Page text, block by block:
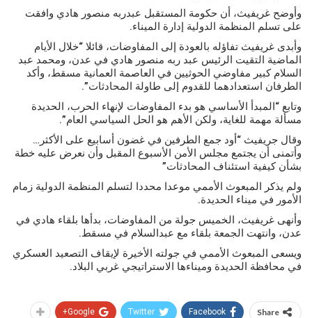
وأوضح غريفيث، أن حكومة المستقبل عبدربه منصور هادي وافقت
على تسلم المنظمة الدولية إدارة الميناء.
وأبدى غريفيث تفاؤله بالعودة إلى المفاوضات، قائلا “خلال الأيام
الماضية التقيت الرئيس عبد ربه منصور هادي في عدن، ومحمد عبد
السلام كبير مفاوضي الحوثيين في العاصمة العمانية مسقط، وأكد
الطرفان استعدادهما للقدوم إلى طاولة المحادثات”.
وتابع “المبدأ الأساسي هو بدء المفاوضات لإنهاء الحرب، الحديدة
مسألة مهمة للغاية، ولكن الأهم هو الحل السياسي العام”.
وقال جريفيث “أود جمع الطرفين في غضون أسابيع على الأكثر…
وأتمنى أن يجتمع مجلس الأمن الأسبوع المقبل وأن نعرض عليه خطة
بشأن كيفية استئناف المحادثات”
ولم يذكر المبعوث الأممي موعدا محددا لتسلم المنظمة الدولية زمام
الأمور في ميناء الحديدة.
وأنهى غريفيث، الخميس جولة من المفاوضات، بدأها بلقاء هادي في
عدن، وانتهت الجمعة بلقاء مع عبدالسلام في مسقط.
ويسعى المبعوث الأممي في جولته الأخيرة لإيقاف التصعيد العسكري
في محافظة الحديدة وميناءها الاستراتيجي غربي البلاد.
Share
Facebook
Twitter
Google+